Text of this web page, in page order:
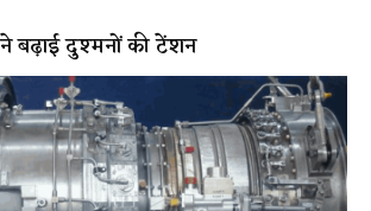
बढ़ाई दुश्मनों की टेंशन